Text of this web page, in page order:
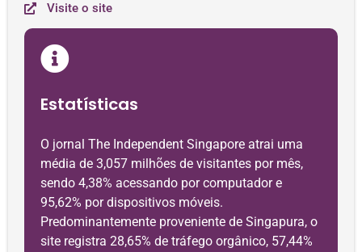
Visite o site
Estatísticas
O jornal The Independent Singapore atrai uma
média de 3,057 milhões de visitantes por mês,
sendo 4,38% acessando por computador e
95,62% por dispositivos móveis.
Predominantemente proveniente de Singapura, o
site registra 28,65% de tráfego orgânico, 57,44%